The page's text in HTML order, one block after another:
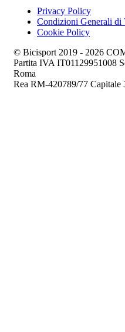
Privacy Policy
Condizioni Generali di
Cookie Policy
© Bicisport 2019 - 2026
Partita IVA IT01129951008
Roma
Rea RM-420789/77 Capitale